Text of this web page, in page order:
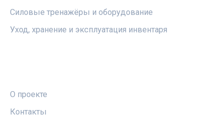
Силовые тренажёры и оборудование
Уход, хранение и эксплуатация инвентаря
О проекте
Контакты